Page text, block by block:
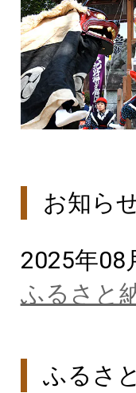
お知ら
2025年08
ふるさと
ふるさ